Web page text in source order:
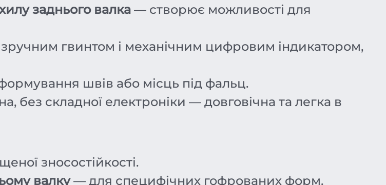
заднього валка — створює можливості для
гвинтом і механічним цифровим індикатором,
швів або місць під фальц.
без складної електроніки — довговічна та легка в
зносостійкості.
валку— для специфічних гофрованих форм.